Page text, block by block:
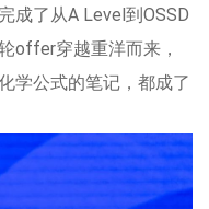
成了从A Level到OSSD
offer穿越重洋而来，
学公式的笔记，都成了